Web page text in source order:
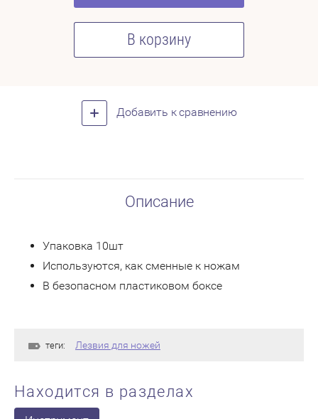
В корзину
Добавить к сравнению
Описание
Упаковка 10шт
Используются, как сменные к ножам
В безопасном пластиковом боксе
теги: Лезвия для ножей
Находится в разделах